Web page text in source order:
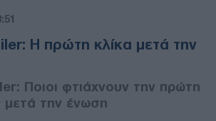
Η πρώτη κλίκα μετά την
Ποιοι φτιάχνουν την πρώτη
μετά την ένωση